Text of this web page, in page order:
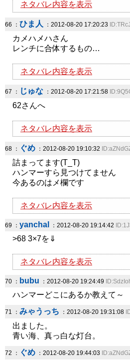
ネタバレ内容を表示
66 ： ひま人 ：2012-08-20 17:20:23
カメハメハさん
レンチに合体するもの…
ネタバレ内容を表示
67 ： じゅな ：2012-08-20 17:21:58
62さんへ
ネタバレ内容を表示
68 ： ぐめ ：2012-08-20 19:10:32
詰まってます(T_T)
ハンマーすら見つけてません
今あるのはメ欄です
ネタバレ内容を表示
69 ： yanchal ：2012-08-20 19:14:42
>68 3×7を⇓
ネタバレ内容を表示
70 ： bubu ：2012-08-20 19:24:49
ハンマーどこにあるか教えて～
71 ： みゃうっち ：2012-08-20 19:31:08
出ました。
青い海、真っ白な灯台。
72 ： ぐめ ：2012-08-20 19:44:03